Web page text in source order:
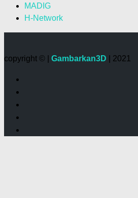
MADIG
H-Network
copyright © | Gambarkan3D | 2021